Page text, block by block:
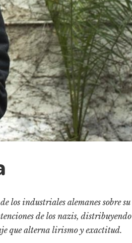
Vidas paralelas
Voces y lecturas
los industriales alemanes sobre su
de los nazis, distribuyendo
que alterna lirismo y exactitud.